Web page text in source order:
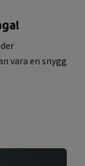
vara en snygg